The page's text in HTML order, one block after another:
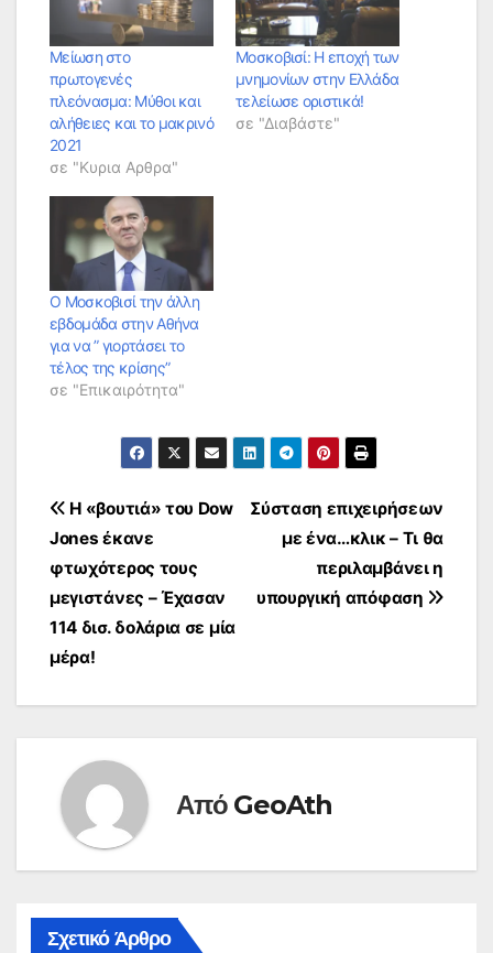
Μείωση στο
πρωτογενές
πλεόνασμα: Μύθοι και
αλήθειες και το μακρινό
2021
σε "Κυρια Αρθρα"
Μοσκοβισί: Η εποχή των
μνημονίων στην Ελλάδα
τελείωσε οριστικά!
σε "Διαβάστε"
Ο Μοσκοβισί την άλλη
εβδομάδα στην Αθήνα
για να ” γιορτάσει το
τέλος της κρίσης”
σε "Επικαιρότητα"
Πλοήγηση
άρθρων
Σύσταση επιχειρήσεων
με ένα…κλικ – Τι θα
περιλαμβάνει η
υπουργική απόφαση
Η «βουτιά» του Dow
Jones έκανε
φτωχότερος τους
μεγιστάνες – Έχασαν
114 δισ. δολάρια σε μία
μέρα!
Από GeoAth
Σχετικό Άρθρο